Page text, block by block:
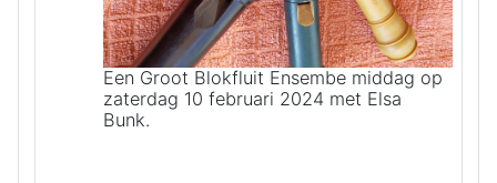
Een Groot Blokfluit Ensembe middag op
zaterdag 10 februari 2024 met Elsa
Bunk.